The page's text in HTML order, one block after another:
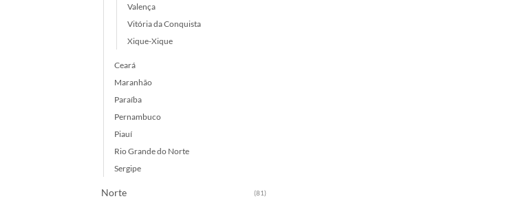
Valença
Vitória da Conquista
Xique-Xique
Ceará
Maranhão
Paraíba
Pernambuco
Piauí
Rio Grande do Norte
Sergipe
Norte (81)